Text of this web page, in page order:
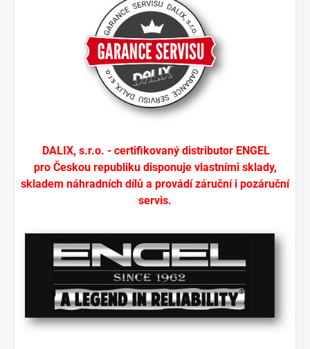
DALIX, s.r.o. - certifikovaný distributor ENGEL
pro Českou republiku disponuje vlastními sklady,
skladem náhradních dílů a provádí záruční i pozáruční
servis.